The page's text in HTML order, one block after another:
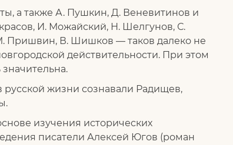
а также А. Пушкин, Д. Веневитинов и
И. Можайский, Н. Шелгунов, С.
Пришвин, В. Шишков — таков далеко не
действительности. При этом
жизни сознавали Радищев,
изучения исторических
писатели Алексей Югов (роман